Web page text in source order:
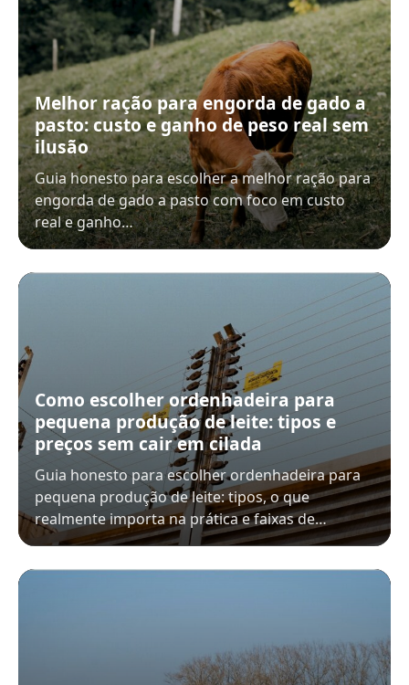
Melhor ração para engorda de gado a
pasto: custo e ganho de peso real sem
ilusão
Guia honesto para escolher a melhor ração para
engorda de gado a pasto com foco em custo
real e ganho…
Como escolher ordenhadeira para
pequena produção de leite: tipos e
preços sem cair em cilada
Guia honesto para escolher ordenhadeira para
pequena produção de leite: tipos, o que
realmente importa na prática e faixas de…